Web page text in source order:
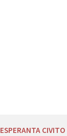
ESPERANTA CIVITO